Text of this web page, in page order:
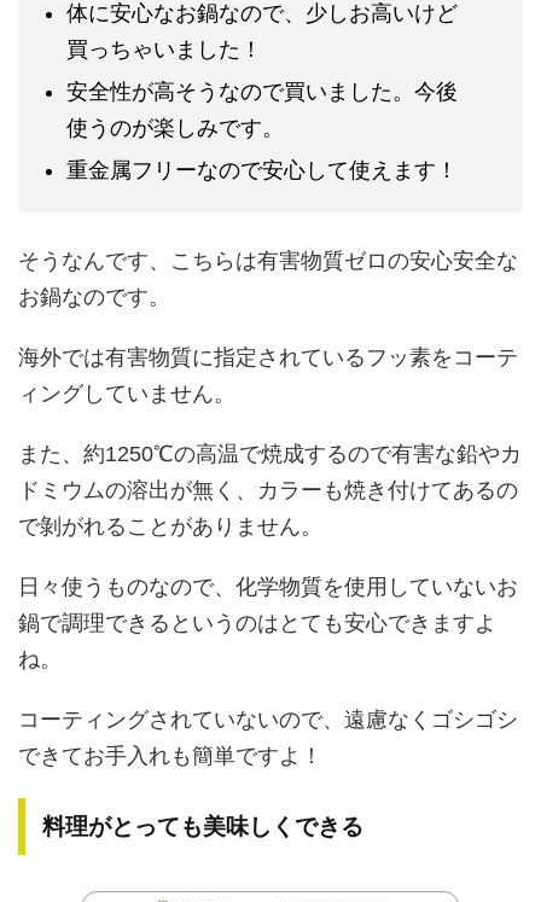
体に安心なお鍋なので、少しお高いけど
買っちゃいました！
安全性が高そうなので買いました。今後
使うのが楽しみです。
重金属フリーなので安心して使えます！
そうなんです、こちらは有害物質ゼロの安心安全な
お鍋なのです。
海外では有害物質に指定されているフッ素をコーテ
ィングしていません。
また、約1250℃の高温で焼成するので有害な鉛やカ
ドミウムの溶出が無く、カラーも焼き付けてあるの
で剝がれることがありません。
日々使うものなので、化学物質を使用していないお
鍋で調理できるというのはとても安心できますよ
ね。
コーティングされていないので、遠慮なくゴシゴシ
できてお手入れも簡単ですよ！
料理がとっても美味しくできる